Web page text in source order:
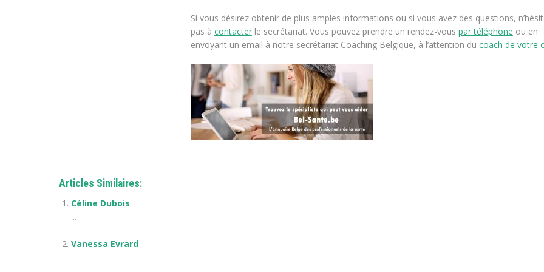
Si vous désirez obtenir de plus amples informations ou si vous avez des questions,
pas à contacterle secrétariat. Vous pouvez prendre un rendez-vous par téléphone ou en
envoyant un email à notre secrétariat Coaching Belgique, à l’attention du coach de votre
Articles Similaires:
Céline Dubois
...
Vanessa Evrard
...